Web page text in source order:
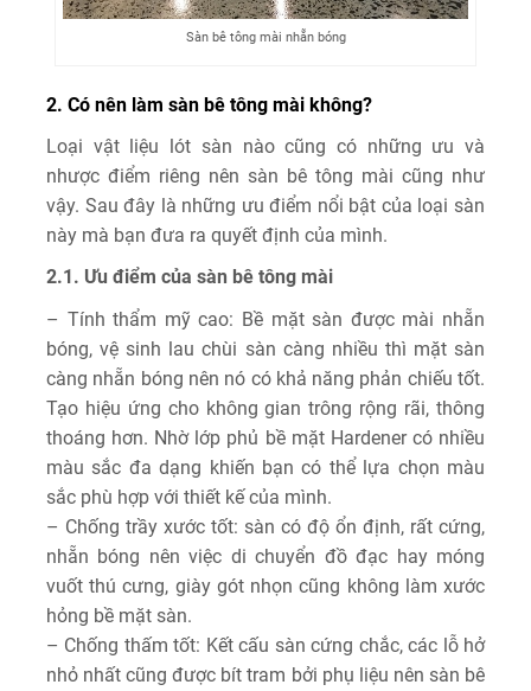
Sàn bê tông mài nhẵn bóng
2. Có nên làm sàn bê tông mài không?
Loại vật liệu lót sàn nào cũng có những ưu và
nhược điểm riêng nên sàn bê tông mài cũng như
vậy. Sau đây là những ưu điểm nổi bật của loại sàn
này mà bạn đưa ra quyết định của mình.
2.1. Ưu điểm của sàn bê tông mài
– Tính thẩm mỹ cao: Bề mặt sàn được mài nhẵn
bóng, vệ sinh lau chùi sàn càng nhiều thì mặt sàn
càng nhẵn bóng nên nó có khả năng phản chiếu tốt.
Tạo hiệu ứng cho không gian trông rộng rãi, thông
thoáng hơn. Nhờ lớp phủ bề mặt Hardener có nhiều
màu sắc đa dạng khiến bạn có thể lựa chọn màu
sắc phù hợp với thiết kế của mình.
– Chống trầy xước tốt: sàn có độ ổn định, rất cứng,
nhẵn bóng nên việc di chuyển đồ đạc hay móng
vuốt thú cưng, giày gót nhọn cũng không làm xước
hỏng bề mặt sàn.
– Chống thấm tốt: Kết cấu sàn cứng chắc, các lỗ hở
nhỏ nhất cũng được bít tram bởi phụ liệu nên sàn bê